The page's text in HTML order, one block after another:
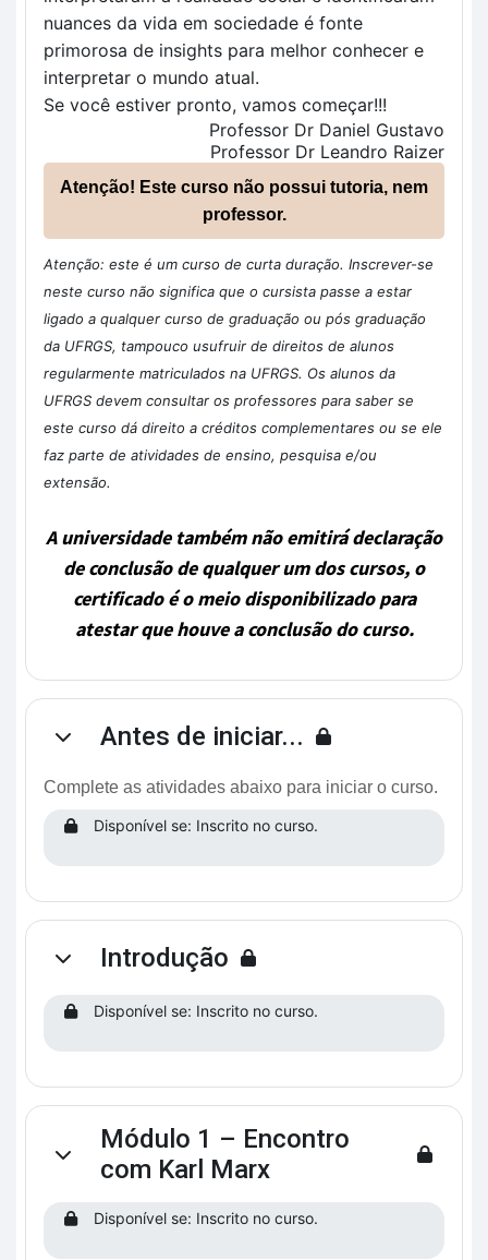
nuances da vida em sociedade é fonte
primorosa de insights para melhor conhecer e
interpretar o mundo atual.
Se você estiver pronto, vamos começar!!!
Professor Dr Daniel Gustavo
Professor Dr Leandro Raizer
Atenção! Este curso não possui tutoria, nem
professor.
Atenção: este é um curso de curta duração. Inscrever-se
neste curso não significa que o cursista passe a estar
ligado a qualquer curso de graduação ou pós graduação
da UFRGS, tampouco usufruir de direitos de alunos
regularmente matriculados na UFRGS. Os alunos da
UFRGS devem consultar os professores para saber se
este curso dá direito a créditos complementares ou se ele
faz parte de atividades de ensino, pesquisa e/ou
extensão.
A universidade também não emitirá declaração
de conclusão de qualquer um dos cursos, o
certificado é o meio disponibilizado para
atestar que houve a conclusão do curso.
ContrairAntes de iniciar...
Complete as atividades abaixo para iniciar o curso.
Disponível se: Inscrito no curso.
ContrairIntrodução
Disponível se: Inscrito no curso.
Contrair
Módulo 1 – Encontro
com Karl Marx
Disponível se: Inscrito no curso.